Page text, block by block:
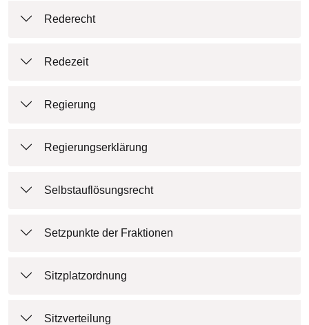
Rederecht
Redezeit
Regierung
Regierungserklärung
Selbstauflösungsrecht
Setzpunkte der Fraktionen
Sitzplatzordnung
Sitzverteilung